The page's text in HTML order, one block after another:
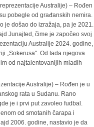
Australije) – Rođen
pobegle od građanskih nemira.
je došao do izražaja, pa je 2021.
Junajted, čime je započeo svoj
Australije 2024. godine,
„Sokerusa". Od tada njegova
od najtalentovanijih mladih
Australije) – Rođen je u
rata u Sudanu. Rano
je i prvi put zavoleo fudbal.
od smotanih čarapa i
2006. godine, nastavio je da